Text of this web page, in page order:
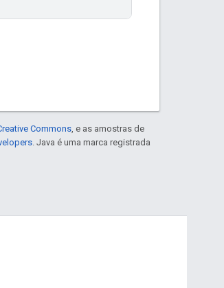
Commons , e as amostras de
. Java é uma marca registrada